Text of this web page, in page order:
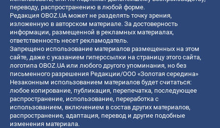
переводу, распространению в любой форме.
Редакция OBOZ.UA может не разделять точку зрения,
изложенную в авторском материале. За достоверность
информации, размещенной в рекламных материалах,
ответственность несет рекламодатель.
Запрещено использование материалов размещенных на этом
сайте, даже с указанием гиперссылки на страницу этого сайта,
логотипа OBOZ.UA или любого другого упоминания, но без
письменного разрешения Редакции/ООО «Золотая середина»
Незаконным использованием материалов будет считаться:
любое копирование, публикация, перепечатка, последующее
распространение, использование, переработка с
использованием, включением в состав других материалов,
распространение, адаптация, перевод и другие подобные
изменения материала.